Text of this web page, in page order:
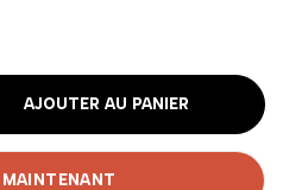
AJOUTER AU PANIER